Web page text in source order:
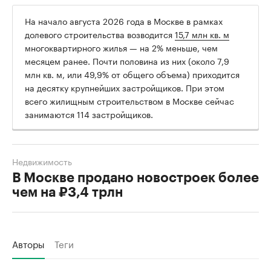
На начало августа 2026 года в Москве в рамках
долевого строительства возводится15,7 млн кв. м
многоквартирного жилья — на 2% меньше, чем
месяцем ранее. Почти половина из них (около 7,9
млн кв. м, или 49,9% от общего объема) приходится
на десятку крупнейших застройщиков. При этом
всего жилищным строительством в Москве сейчас
занимаются 114 застройщиков.
В Москве продано новостроек более
чем на ₽3,4 трлн
Недвижимость
Авторы Теги